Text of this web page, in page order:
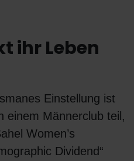
ihr Leben
Einstellung ist
einem Männerclub teil,
Women’s
Dividend“